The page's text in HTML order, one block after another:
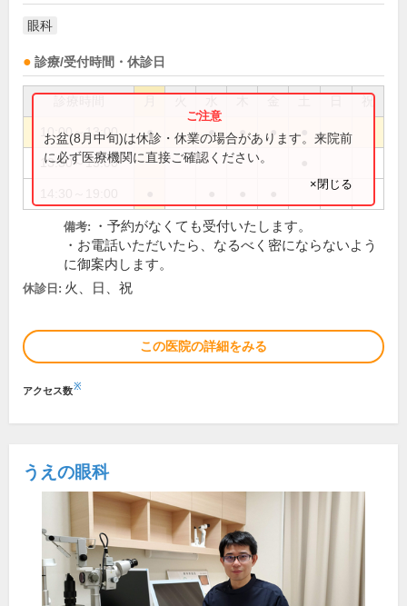
眼科
診療/受付時間・休診日
祝
10:00～13:00 ● ● ● ●
13:30～15:00
お盆(8月中旬)は休診・休業の場合があります。来院前
に必ず医療機関に直接ご確認ください。
×閉じる
備考:
・予約がなくても受付いたします。
・お電話いただいたら、なるべく密にならないよう
に御案内します。
休診日: 火、日、祝
この医院の詳細をみる
アクセス数※
うえの眼科